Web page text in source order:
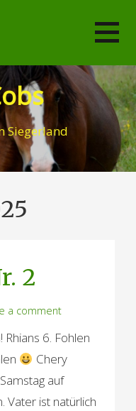
Siegerland
2
a comment
6. Fohlen
Chery
auf
Vater ist natürlich